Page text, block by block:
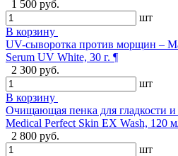
1 500 руб.
шт
В корзину
UV-сыворотка против морщин –
Serum UV White, 30 г. ¶
2 300 руб.
шт
В корзину
Очищающая пенка для гладкости
Medical Perfect Skin EX Wash, 120
2 800 руб.
шт